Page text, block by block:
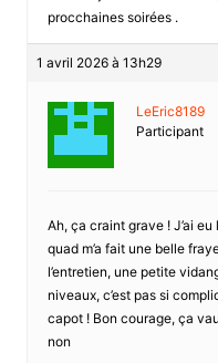
procchaines soirées .
1 avril 2026 à 13h29
LeEric8189
Participant
Ah, ça craint grave ! J’ai eu
quad m’a fait une belle
l’entretien, une petite
niveaux, c’est pas si
capot ! Bon courage, ça
non